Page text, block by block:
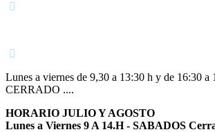
Lunes a viernes de 9,30 a 13:30 h y de 16:30 a
CERRADO ....
HORARIO JULIO Y AGOSTO
Lunes a Viernes 9 A 14.H - SABADOS